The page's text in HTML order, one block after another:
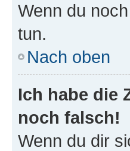
Wenn du
tun.
Nach oben
Ich habe die
noch falsch!
Wenn du dir